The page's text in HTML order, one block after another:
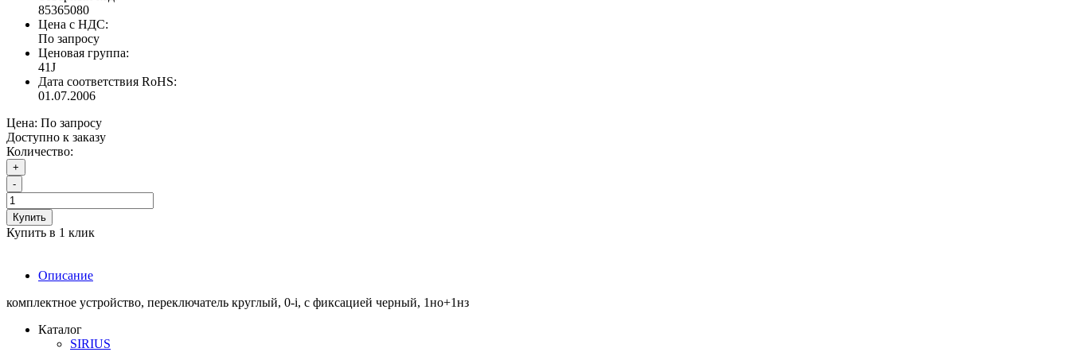
85365080
Цена с НДС:
По запросу
Ценовая группа:
41J
Дата соответствия RoHS:
01.07.2006
Цена: По запросу
Доступно к заказу
Количество:
+
-
Купить
Купить в 1 клик
Описание
комплектное устройство, переключатель круглый, 0-i, с фиксацией черный, 1нo+1нз
Каталог
SIRIUS